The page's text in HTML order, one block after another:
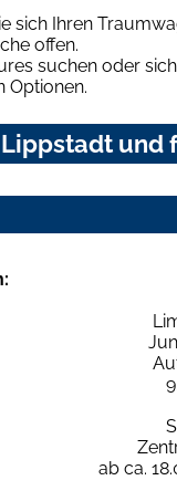
sich Ihren
offen.
suchen oder
Optionen.
und
ab ca.